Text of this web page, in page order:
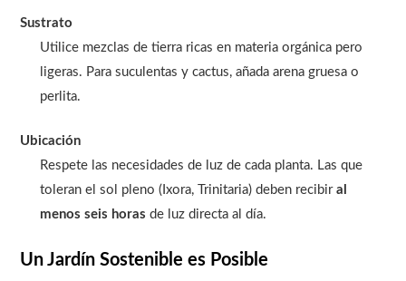
Sustrato
Utilice mezclas de tierra ricas en materia orgánica pero
ligeras. Para suculentas y cactus, añada arena gruesa o
perlita.
Ubicación
Respete las necesidades de luz de cada planta. Las que
toleran el sol pleno (Ixora, Trinitaria) deben recibiral
menos seis horas de luz directa al día.
Un Jardín Sostenible es Posible